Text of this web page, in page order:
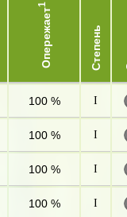
Опережает
1
Степень
100 % I
100 % I
100 % I
100 % I